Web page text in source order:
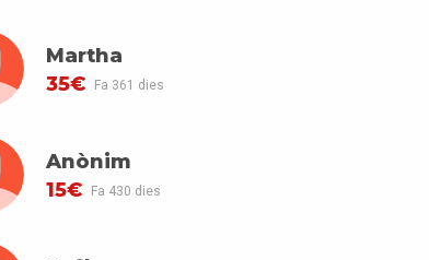
Martha
35€
Fa 361 dies
Anònim
15€
Fa 430 dies